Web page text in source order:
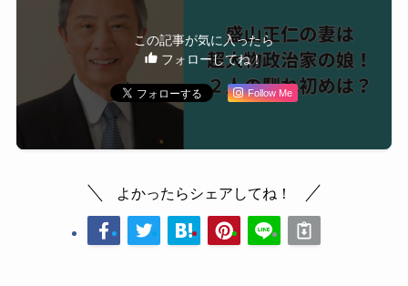
この記事が気に入ったら
フォローしてね！
Follow Me
よかったらシェアしてね！